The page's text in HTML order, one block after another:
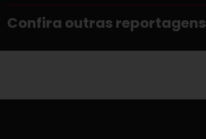
Confira outras reportagens